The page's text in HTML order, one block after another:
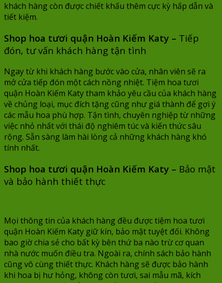
khách hàng còn được chiết khấu thêm cực kỳ hấp dẫn và
tiết kiệm.
Shop hoa tươi quận Hoàn Kiếm Katy – Tiếp
đón, tư vấn khách hàng tận tình
Ngay từ khi khách hàng bước vào cửa, nhân viên sẽ ra
mở cửa tiếp đón một cách nồng nhiệt. Tiệm hoa tươi
quận Hoàn Kiếm Katy tham khảo yêu cầu của khách hàng
về chủng loại, mục đích tặng cũng như giá thành để gợi ý
các mẫu hoa phù hợp. Tận tình, chuyên nghiệp từ những
việc nhỏ nhất với thái độ nghiêm túc và kiến thức sâu
rộng. Sẵn sàng làm hài lòng cả những khách hàng khó
tính nhất.
Shop hoa tươi quận Hoàn Kiếm Katy – Bảo mật
và bảo hành thiết thực
Mọi thông tin của khách hàng đều được tiệm hoa tươi
quận Hoàn Kiếm Katy giữ kín, bảo mật tuyệt đối. Không
bao giờ chia sẻ cho bất kỳ bên thứ ba nào trừ cơ quan
nhà nước muốn điều tra. Ngoài ra, chính sách bảo hành
cũng vô cùng thiết thực. Khách hàng sẽ được bảo hành
khi hoa bị hư hỏng, không còn tươi, sai mẫu mã, kích